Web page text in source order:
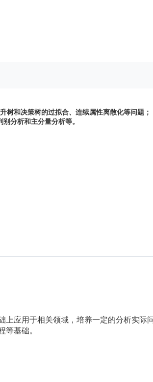
推荐的配套教材，按时完成基本算法内容学习，并结合
荐教材的实战案例，理解机器学习的思路以及每个步骤
树和决策树的过拟合、连续属性离散化等问题；
分析和主分量分析等。
上应用于相关领域，培养一定的分析实际
等基础。